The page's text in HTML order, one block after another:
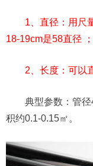
1、直径：用尺
18-19cm是58直径
2、长度：可以
典型参数：管
积约0.1-0.15㎡。